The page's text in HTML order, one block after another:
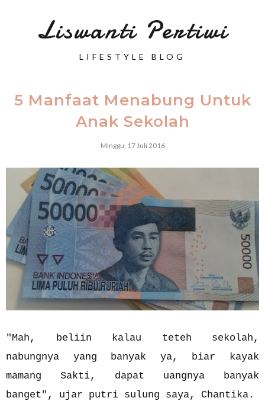
Liswanti Pertiwi
LIFESTYLE BLOG
5 Manfaat Menabung Untuk
Anak Sekolah
Minggu, 17 Juli 2016
"Mah, beliin kalau teteh sekolah,
nabungnya yang banyak ya, biar kayak
mamang Sakti, dapat uangnya banyak
banget", ujar putri sulung saya, Chantika.